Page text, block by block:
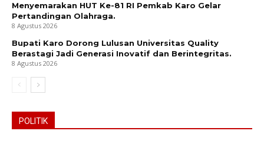
Menyemarakan HUT Ke-81 RI Pemkab Karo Gelar
Pertandingan Olahraga.
8 Agustus 2026
Bupati Karo Dorong Lulusan Universitas Quality
Berastagi Jadi Generasi Inovatif dan Berintegritas.
8 Agustus 2026
POLITIK